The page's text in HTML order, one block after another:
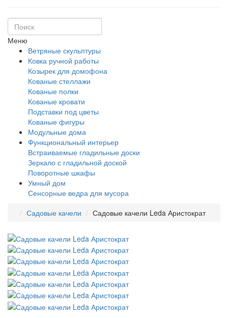
Меню
Ветряные скульптуры
Ковка ручной работы
Козырек для домофона
Кованые стеллажи
Кованые полки
Кованые кровати
Подставки под цветы
Кованые фигуры
Модульные дома
Функциональный интерьер
Встраиваемые гладильные доски
Зеркало с гладильной доской
Поворотные шкафы
Умный дом
Сенсорные ведра для мусора
Садовые качели
Садовые качели Leda Аристократ